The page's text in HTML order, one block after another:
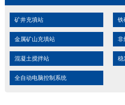
矿井充填站 铁
金属矿山充填站 非
混凝土搅拌站 稳
全自动电脑控制系统